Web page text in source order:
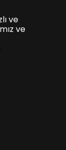
ve
ve